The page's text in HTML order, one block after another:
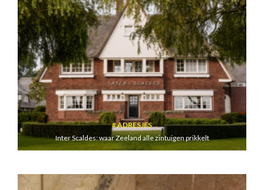
ADRESJES
Inter Scaldes: waar Zeeland alle zintuigen prikkelt